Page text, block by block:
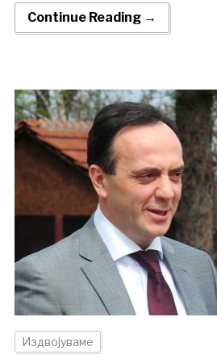
Continue Reading →
Издвојуваме